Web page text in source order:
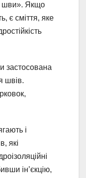
шви». Якщо
є сміття, яке
застосована
швів.
і
які
ін’єкцію,